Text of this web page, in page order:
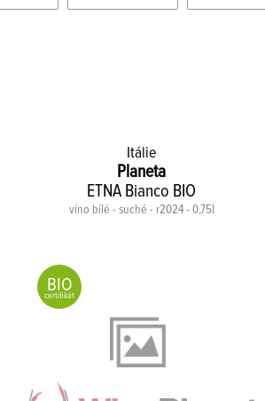
Itálie
Planeta
ETNA Bianco BIO
víno bílé - suché - r2024 - 0,75l
BIO
certifikát